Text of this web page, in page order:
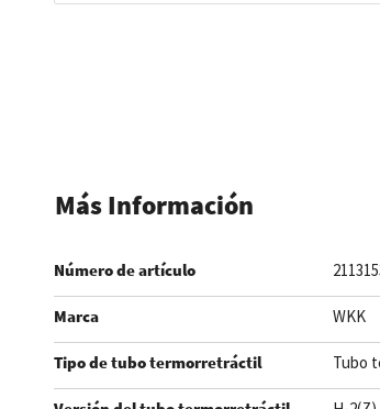
imágenes
Más Información
Número de artículo
Marca WKK
Tipo de tubo termorretráctil Tubo